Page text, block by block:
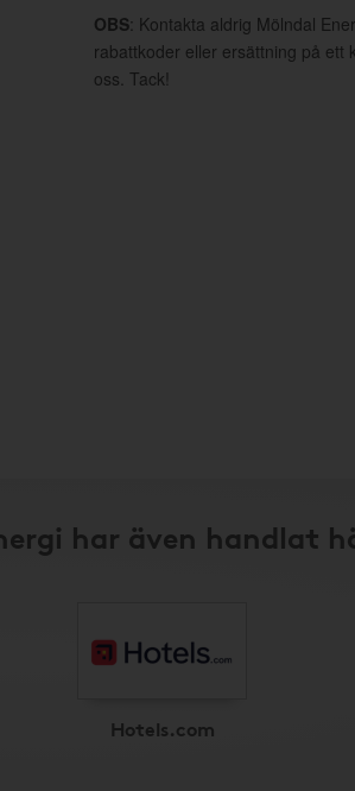
OBS: Kontakta aldrig Mölndal
rabattkoder eller ersättning på ett
oss. Tack!
har även handlat
Hotels.com